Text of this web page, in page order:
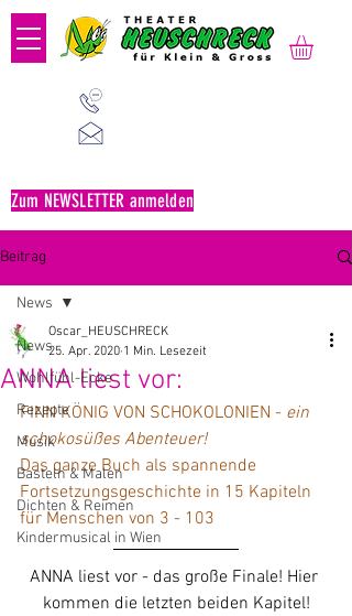
Zum NEWSLETTER anmelden
Beitrag
News
Wohlfühl-Ecke
Rezepte
Musik
Basteln & Malen
Dichten & Reimen
Kindermusical in Wien
News
ANNA liest vor:
Oscar_HEUSCHRECK
25. Apr. 2020 1 Min. Lesezeit
FINN KÖNIG VON SCHOKOLONIEN - ein
schokosüßes Abenteuer!
Das ganze Buch als spannende
Fortsetzungsgeschichte in 15 Kapiteln
für Menschen von 3 - 103
ANNA liest vor - das große Finale! Hier
kommen die letzten beiden Kapitel!